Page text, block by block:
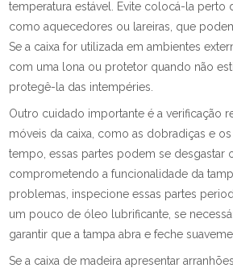
temperatura estável. Evite colocá-la perto
como aquecedores ou lareiras, que
Se a caixa for utilizada em ambientes
com uma lona ou protetor quando não
protegê-la das intempéries.
Outro cuidado importante é a verificação
móveis da caixa, como as dobradiças e
tempo, essas partes podem se desgastar
comprometendo a funcionalidade da
problemas, inspecione essas partes
um pouco de óleo lubrificante, se
garantir que a tampa abra e feche
Se a caixa de madeira apresentar